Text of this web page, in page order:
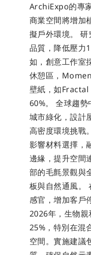
ArchiExpo的專
商業空間將增加
擬戶外環境。
品質，降低壓力
如，創意工作室
休憩區，
壁紙，如Fractal
60%。 全球趨
城市綠化，設計
高密度環境挑戰
影響材料選擇，
邊緣，提升空間
部的毛氈景觀與
板與自然通風。
感官，增加客戶
2026年，生物
25%，特別在混
空間。實施建議